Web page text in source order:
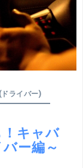
ライバー)
キャバ
ー編～